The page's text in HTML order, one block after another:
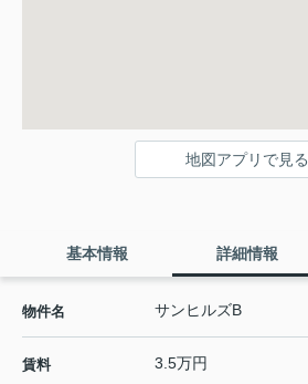
地図アプリで見る
基本情報 詳細情報
物件名 サンヒルズB
賃料 3.5万円